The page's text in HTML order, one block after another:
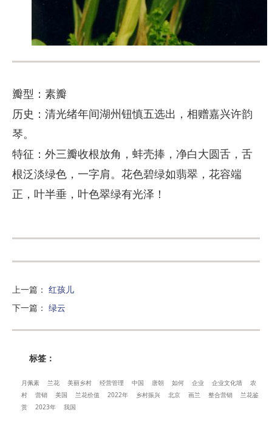
瓣型：素瓣
历史：清光绪年间湖州钮慎五选出，相赠嘉兴许韵
琴。
特征：外三瓣收根放角，蚌壳捧，净白大圆舌，舌
根泛淡绿色，一字肩。花色碧绿如翡翠，花容端
正，叶半垂，叶色翠绿有光泽！
上一篇 ： 红孩儿
下一篇 ： 绿云
标签：
月佩素 兰花 美丽乡村 经营管理 中国 唐朝 如何 企业 企业文化墙
农
村
营销 美国 兰花价值 2022年 乡村振兴 北京 画兰 整合营销
兰花鉴
赏
2023年 我国